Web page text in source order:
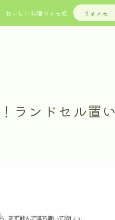
おいしい料理のメモ帳 うまメモ
ランドセル置い